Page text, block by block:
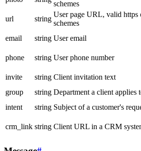
schemes
url
string
User page URL, valid https
schemes
email
string User email
phone
string User phone number
invite
string Client invitation text
group
string Department a client applies
intent
string Subject of a customer's
crm_link string Client URL in a CRM